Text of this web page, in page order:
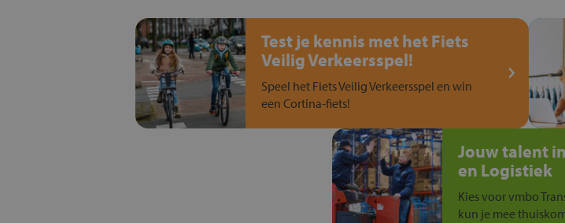
Test je kennis met het Fiets
Veilig Verkeersspel!
Speel het Fiets Veilig Verkeersspel en win
een Cortina-fiets!
Jouw talent
en Logistiek
Kies voor vmbo
kun je mee